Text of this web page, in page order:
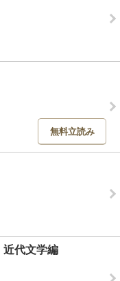
無料立読み
近代文学編